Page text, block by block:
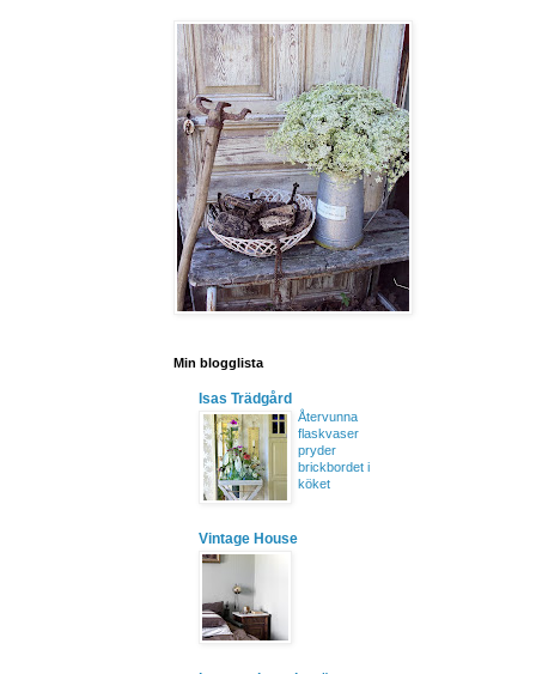
Min blogglista
Isas Trädgård
Återvunna
flaskvaser
pryder
brickbordet i
köket
Vintage House